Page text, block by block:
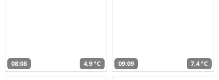
08:08 4,9 °C 09:09 7,4 °C